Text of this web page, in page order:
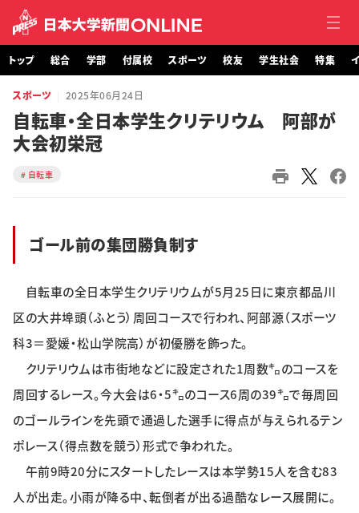
トップ
総合
学部・大学院
校友
学生社会
特集・企画
イベント
購読 日大文芸賞
トップ 総合 学部 付属校 スポーツ 校友 学生社会 特集
スポーツ 2025年06月24日
自転車・全日本学生クリテリウム 阿部が
大会初栄冠
自転車
ゴール前の集団勝負制す
自転車の全日本学生クリテリウムが5月25日に東京都品川
区の大井埠頭（ふとう）周回コースで行われ、阿部源（スポーツ
科3＝愛媛・松山学院高）が初優勝を飾った。
クリテリウムは市街地などに設定された1周数㌔のコースを
周回するレース。今大会は6・5㌔のコース6周の39㌔で毎周回
のゴールラインを先頭で通過した選手に得点が与えられるテン
ポレース（得点数を競う）形式で争われた。
午前9時20分にスタートしたレースは本学勢15人を含む83
人が出走。小雨が降る中、転倒者が出る過酷なレース展開に。